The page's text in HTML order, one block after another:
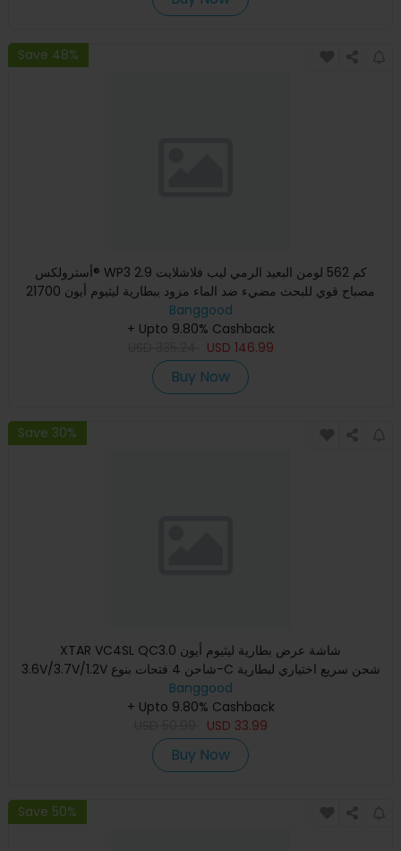
Save 48%
أسترولكس® WP3 2.9 كم 562 لومن البعيد الرمي ليب فلاشلايت
مصباح قوي للبحث مضيء ضد الماء مزود ببطارية ليثيوم أيون 21700
عال
Banggood
+ Upto 9.80% Cashback
USD 146.99
Buy Now
Save 30%
XTAR VC4SL QC3.0 شاشة عرض بطارية ليثيوم أيون
3.6V/3.7V/1.2V شاحن 4 فتحات بنوع-C شحن سريع اختياري لبطارية
18650/21700 AAA
Banggood
+ Upto 9.80% Cashback
USD 33.99
Buy Now
Save 50%